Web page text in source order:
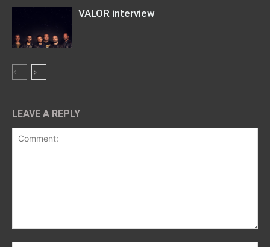
VALOR interview
LEAVE A REPLY